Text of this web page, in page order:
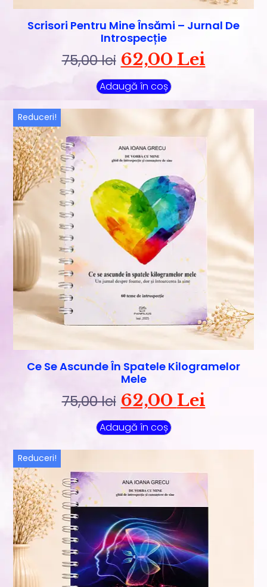
Scrisori Pentru Mine Însămi – Jurnal De
Introspecție
75,00lei 62,00 Lei
Adaugă în coș
Reduceri!
Ce Se Ascunde În Spatele Kilogramelor
Mele
75,00lei 62,00 Lei
Adaugă în coș
Reduceri!